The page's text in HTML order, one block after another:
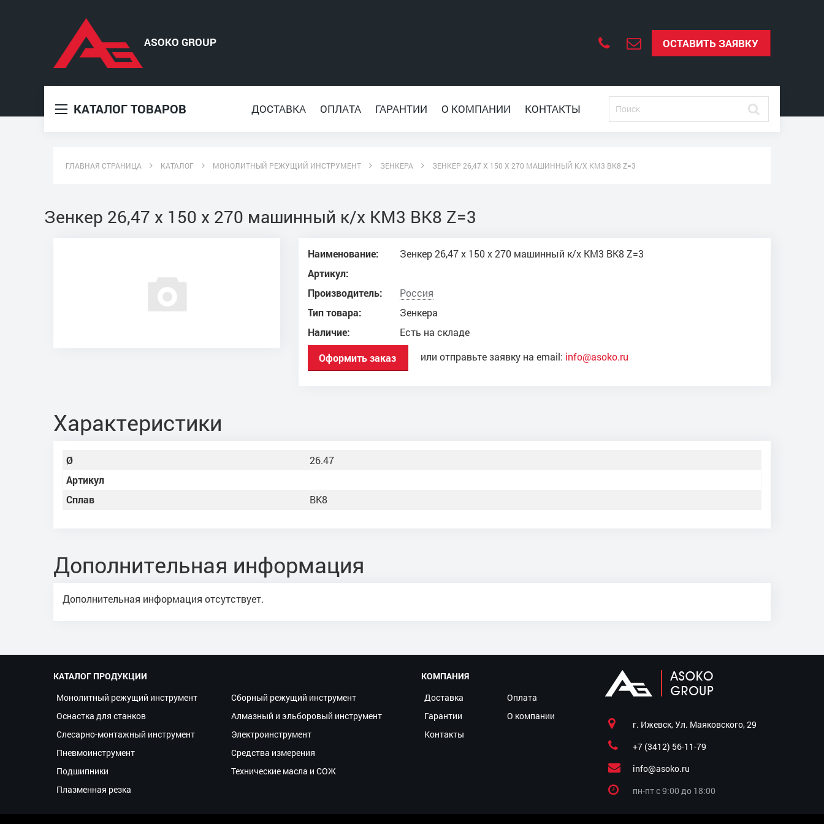
ОСТАВИТЬ ЗАЯВКУ
КАТАЛОГ ТОВАРОВ ДОСТАВКА ОПЛАТА ГАРАНТИИ О КОМПАНИИ КОНТАКТЫ
ГЛАВНАЯ СТРАНИЦА КАТАЛОГ МОНОЛИТНЫЙ РЕЖУЩИЙ ИНСТРУМЕНТ ЗЕНКЕРА ЗЕНКЕР 26,47 Х 150 Х 270 МАШИННЫЙ К/Х КМ3 ВК8 Z=3
Зенкер 26,47 х 150 х 270 машинный к/х КМ3 ВК8 Z=3
Наименование:
Зенкер 26,47 х 150 х 270 машинный к/х КМ3 ВК8 Z=3
Артикул:
Производитель:
Россия
Тип товара:
Зенкера
Наличие:
Есть на складе
Оформить заказ или отправьте заявку на email: info@asoko.ru
Характеристики
Ø
26.47
Артикул
Сплав
ВК8
Дополнительная информация
Дополнительная информация отсутствует.
КАТАЛОГ ПРОДУКЦИИ
Монолитный режущий инструмент
Сборный режущий инструмент
Оснастка для станков
Алмазный и эльборовый инструмент
Слесарно-монтажный инструмент
Электроинструмент
Пневмоинструмент
Средства измерения
Подшипники
Технические масла и СОЖ
Плазменная резка
КОМПАНИЯ
Доставка
Оплата
Гарантии
О компании
Контакты
г. Ижевск, Ул. Маяковского, 29
+7 (3412) 56-11-79
info@asoko.ru
пн-пт c 9:00 до 18:00